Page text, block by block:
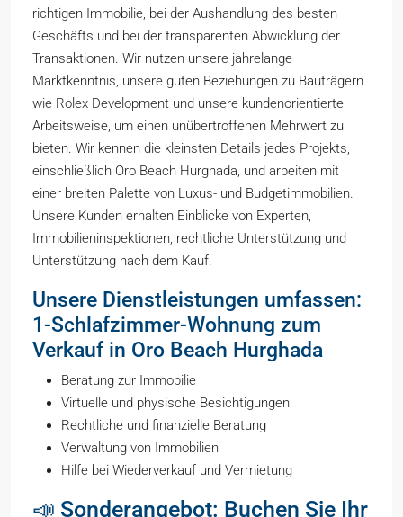
richtigen Immobilie, bei der Aushandlung des besten
Geschäfts und bei der transparenten Abwicklung der
Transaktionen. Wir nutzen unsere jahrelange
Marktkenntnis, unsere guten Beziehungen zu Bauträgern
wie Rolex Development und unsere kundenorientierte
Arbeitsweise, um einen unübertroffenen Mehrwert zu
bieten. Wir kennen die kleinsten Details jedes Projekts,
einschließlich Oro Beach Hurghada, und arbeiten mit
einer breiten Palette von Luxus- und Budgetimmobilien.
Unsere Kunden erhalten Einblicke von Experten,
Immobilieninspektionen, rechtliche Unterstützung und
Unterstützung nach dem Kauf.
Unsere Dienstleistungen umfassen:
1-Schlafzimmer-Wohnung zum
Verkauf in Oro Beach Hurghada
Beratung zur Immobilie
Virtuelle und physische Besichtigungen
Rechtliche und finanzielle Beratung
Verwaltung von Immobilien
Hilfe bei Wiederverkauf und Vermietung
📣 Sonderangebot: Buchen Sie Ihr